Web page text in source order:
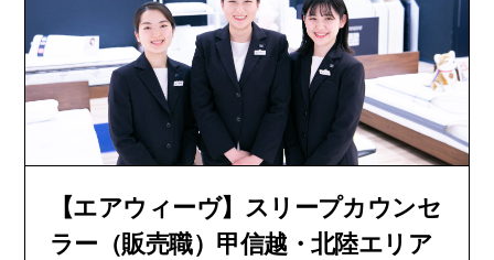
【エアウィーヴ】スリープカウンセ
ラー（販売職）甲信越・北陸エリア